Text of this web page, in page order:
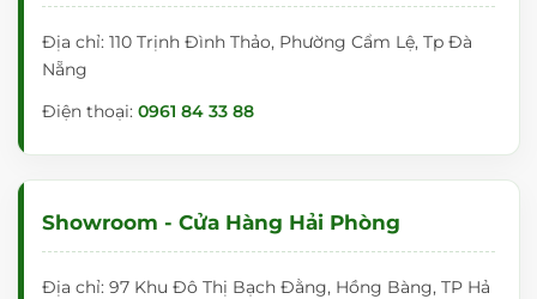
Địa chỉ: 110 Trịnh Đình Thảo, Phường Cẩm Lệ, Tp Đà
Nẵng
Điện thoại: 0961 84 33 88
Showroom - Cửa Hàng Hải Phòng
Địa chỉ: 97 Khu Đô Thị Bạch Đằng, Hồng Bàng, TP Hả